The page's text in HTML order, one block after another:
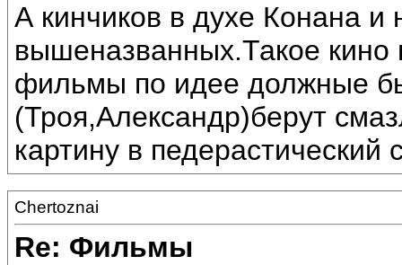
А кинчиков в духе Конана
вышеназванных.Такое кино
фильмы по идее должные
(Троя,Александр)берут
картину в педерастический
Chertoznai
Re: Фильмы